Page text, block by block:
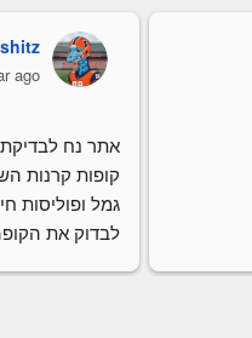
ago
לבדוק את